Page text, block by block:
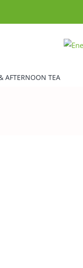
AFTERNOON TEA